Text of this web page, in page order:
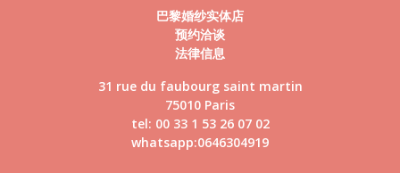
巴黎婚纱实体店
预约洽谈
法律信息
31 rue du faubourg saint martin
75010 Paris
tel: 00 33 1 53 26 07 02
whatsapp:0646304919